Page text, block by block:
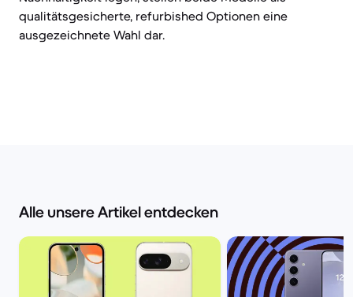
qualitätsgesicherte, refurbished Optionen eine
ausgezeichnete Wahl dar.
Alle unsere Artikel entdecken